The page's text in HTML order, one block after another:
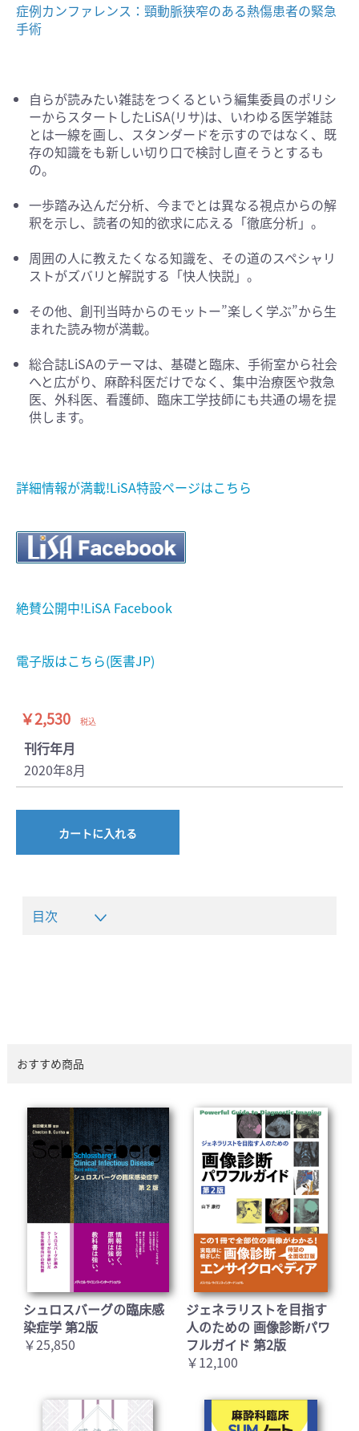
症例カンファレンス：頸動脈狭窄のある熱傷患者の緊急
手術
自らが読みたい雑誌をつくるという編集委員のポリシ
ーからスタートしたLiSA(リサ)は、いわゆる医学雑誌
とは一線を画し、スタンダードを示すのではなく、既
存の知識をも新しい切り口で検討し直そうとするも
の。
一歩踏み込んだ分析、今までとは異なる視点からの解
釈を示し、読者の知的欲求に応える「徹底分析」。
周囲の人に教えたくなる知識を、その道のスペシャリ
ストがズバリと解説する「快人快説」。
その他、創刊当時からのモットー”楽しく学ぶ”から生
まれた読み物が満載。
総合誌LiSAのテーマは、基礎と臨床、手術室から社会
へと広がり、麻酔科医だけでなく、集中治療医や救急
医、外科医、看護師、臨床工学技師にも共通の場を提
供します。
詳細情報が満載!LiSA特設ページはこちら
絶賛公開中!LiSA Facebook
電子版はこちら(医書JP)
￥2,530 税込
刊行年月
2020年8月
カートに入れる
目次
おすすめ商品
シュロスバーグの臨床感
染症学 第2版
￥25,850
ジェネラリストを目指す
人のための 画像診断パワ
フルガイド 第2版
￥12,100